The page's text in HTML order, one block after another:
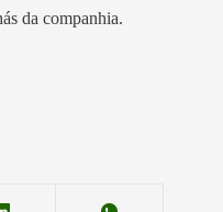
da companhia.